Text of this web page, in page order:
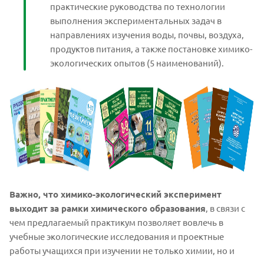
практические руководства по технологии
выполнения экспериментальных задач в
направлениях изучения воды, почвы, воздуха,
продуктов питания, а также постановке химико-
экологических опытов (5 наименований).
Важно, что химико-экологический эксперимент
выходит за рамки химического образования, в связи с
чем предлагаемый практикум позволяет вовлечь в
учебные экологические исследования и проектные
работы учащихся при изучении не только химии, но и